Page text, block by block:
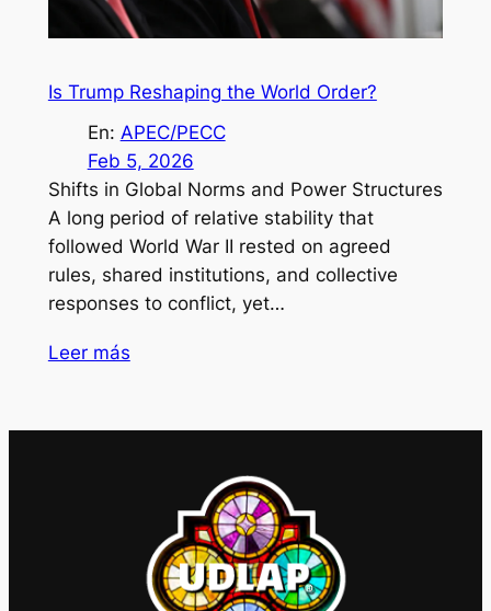
Is Trump Reshaping the World Order?
En: APEC/PECC
Feb 5, 2026
Shifts in Global Norms and Power Structures
A long period of relative stability that
followed World War II rested on agreed
rules, shared institutions, and collective
responses to conflict, yet…
Leer más